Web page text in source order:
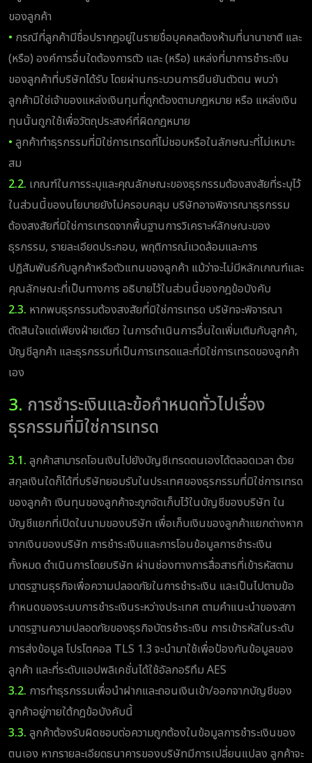
ของลูกค้า
• กรณีที่ลูกค้ามีชื่อปรากฎอยู่ในรายชื่อบุคคลต้องห้ามที่นานาชาติ และ
(หรือ) องค์การอื่นใดต้องการตัว และ (หรือ) แหล่งที่มาการชำระเงิน
ของลูกค้าที่บริษัทได้รับ โดยผ่านกระบวนการยืนยันตัวตน พบว่า
ลูกค้ามิใช่เจ้าของแหล่งเงินทุนที่ถูกต้องตามกฎหมาย หรือ แหล่งเงิน
ทุนนั้นถูกใช้เพื่อวัตถุประสงค์ที่ผิดกฎหมาย
• ลูกค้าทำธุรกรรมที่มิใช่การเทรดที่ไม่ชอบหรือในลักษณะที่ไม่เหมาะ
สม
2.2. เกณฑ์ในการระบุและคุณลักษณะของธุรกรรมต้องสงสัยที่ระบุไว้
ในส่วนนี้ของนโยบายยังไม่ครอบคลุม บริษัทอาจพิจารณาธุรกรรม
ต้องสงสัยที่มิใช่การเทรดจากพื้นฐานการวิเคราะห์ลักษณะของ
ธุรกรรม, รายละเอียดประกอบ, พฤติการณ์แวดล้อมและการ
ปฏิสัมพันธ์กับลูกค้าหรือตัวแทนของลูกค้า แม้ว่าจะไม่มีหลักเกณฑ์และ
คุณลักษณะที่เป็นทางการ อธิบายไว้ในส่วนนี้ของกฎข้อบังคับ
2.3. หากพบธุรกรรมต้องสงสัยที่มิใช่การเทรด บริษัทจะพิจารณา
ตัดสินใจแต่เพียงฝ่ายเดียว ในการดำเนินการอื่นใดเพิ่มเติมกับลูกค้า,
บัญชีลูกค้า และธุรกรรมที่เป็นการเทรดและที่มิใช่การเทรดของลูกค้า
เอง
3. การชำระเงินและข้อกำหนดทั่วไปเรื่อง
ธุรกรรมที่มิใช่การเทรด
3.1. ลูกค้าสามารถโอนเงินไปยังบัญชีเทรดตนเองได้ตลอดเวลา ด้วย
สกุลเงินใดก็ได้ที่บริษัทยอมรับในประเทศของธุรกรรมที่มิใช่การเทรด
ของลูกค้า เงินทุนของลูกค้าจะถูกจัดเก็บไว้ในบัญชีของบริษัท ใน
บัญชีแยกที่เปิดในนามของบริษัท เพื่อเก็บเงินของลูกค้าแยกต่างหาก
จากเงินของบริษัท การชำระเงินและการโอนข้อมูลการชำระเงิน
ทั้งหมด ดำเนินการโดยบริษัท ผ่านช่องทางการสื่อสารที่เข้ารหัสตาม
มาตรฐานธุรกิจเพื่อความปลอดภัยในการชำระเงิน และเป็นไปตามข้อ
กำหนดของระบบการชำระเงินระหว่างประเทศ ตามคำแนะนำของสภา
มาตรฐานความปลอดภัยของธุรกิจบัตรชำระเงิน การเข้ารหัสในระดับ
การส่งข้อมูล โปรโตคอล TLS 1.3 จะนำมาใช้เพื่อป้องกันข้อมูลของ
ลูกค้า และที่ระดับแอปพลิเคชั่นได้ใช้อัลกอริทึม AES
3.2. การทำธุรกรรมเพื่อนำฝากและถอนเงินเข้า/ออกจากบัญชีของ
ลูกค้าอยู่ภายใต้กฎข้อบังคับนี้
3.3. ลูกค้าต้องรับผิดชอบต่อความถูกต้องในข้อมูลการชำระเงินของ
ตนเอง หากรายละเอียดธนาคารของบริษัทมีการเปลี่ยนแปลง ลูกค้าจะ